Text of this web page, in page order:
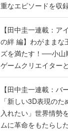
重なエピソードを収
【田中圭一連載：アイ
の絆 編】わがままな
ズを満たす！──小山
ゲームクリエイター
【若ゲのいたり最終
【田中圭一連載：バ
「新しい3D表現の
入れたい」世界情勢
ムに革命をもたらし